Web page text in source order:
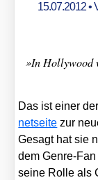
15.07.2012•
»In Hol­ly­wood
Das ist einer
net­sei­te zur
Gesagt hat sie
dem Gen­re-
sei­ne Rol­le als